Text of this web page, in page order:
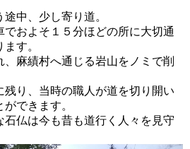
中、少し寄り道。
でおよそ１５分ほどの所に大切通
す。
麻績村へ通じる岩山をノミで削
り、当時の職人が道を切り開い
できます。
仏は今も昔も道行く人々を見守